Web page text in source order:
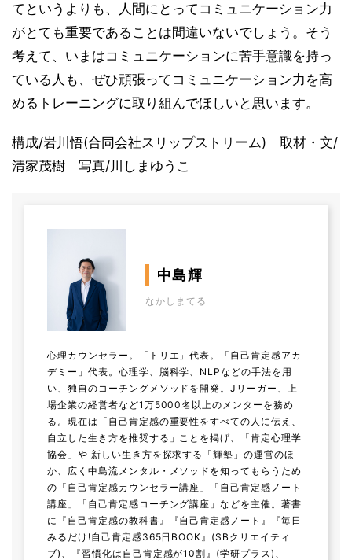
てというよりも、人間にとってコミュニケーション力
がとても重要であることは間違いないでしょう。そう
考えて、いまはコミュニケーションに苦手意識を持っ
ている人も、ぜひ頑張ってコミュニケーション力を高
めるトレーニングに取り組んでほしいと思います。
構成/岩川悟(合同会社スリップストリーム) 取材・文/
清家茂樹 写真/川しまゆうこ
中島輝
なかしまてる
心理カウンセラー。「トリエ」代表。「自己肯定感アカ
デミー」代表。心理学、脳科学、NLPなどの手法を用
い、独自のコーチングメソッドを開発。Jリーガー、上
場企業の経営者など1万5000名以上のメンターを務め
る。現在は「自己肯定感の重要性をすべての人に伝え、
自立した生き方を推奨する」ことを掲げ、「肯定心理学
協会」や 新しい生き方を探求する「輝塾」の運営のほ
か、広く中島流メンタル・メソッドを知ってもらうため
の「自己肯定感カウンセラー講座」「自己肯定感ノート
講座」「自己肯定感コーチング講座」などを主催。著書
に『自己肯定感の教科書』『自己肯定感ノート』『毎日
みるだけ!自己肯定感365日BOOK』(SBクリエイティ
ブ)、『習慣化は自己肯定感が10割』(学研プラス)、